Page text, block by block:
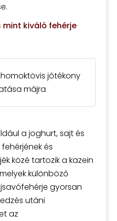
kiváló fehérje
jótékony
májra
a joghurt, sajt és
és
közé tartozik a kazein
különböző
gyorsan
utáni
az